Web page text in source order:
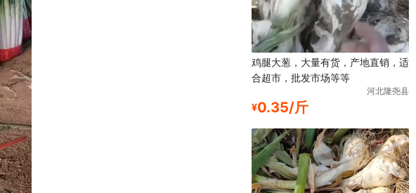
鸡腿大葱，大量有货，产地直销，适
合超市，批发市场等等
河北隆尧县
¥0.35/斤